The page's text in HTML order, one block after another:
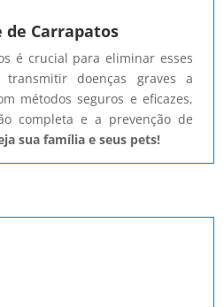
de Carrapatos
é crucial para eliminar esses
doenças graves a
métodos seguros e eficazes,
completa e a prevenção de
sua família e seus pets!